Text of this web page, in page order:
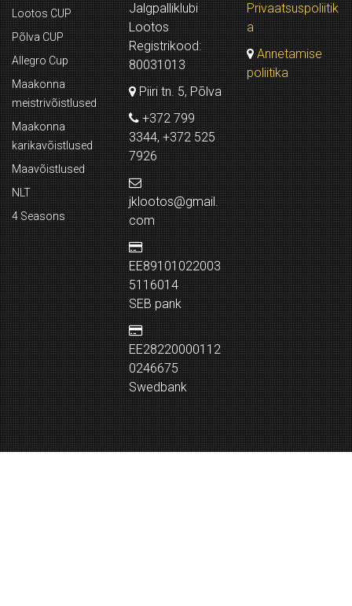
Lootos CUP
Põlva CUP
Allegro Cup
Maakonna
meistrivõistlused
Maakonna
karikavõistlused
Maavõistlused
NLT
4 Seasons
Jalgpalliklubi
Lootos
Registrikood:
80031013
Piiri tn. 5, Põlva
+372 799
3344, +372 525
7926
jklootos@gmail.
com
EE89101022003
5116014
SEB pank
EE28220000112
0246675
Swedbank
Privaatsuspoliitik
a
Annetamise
poliitika